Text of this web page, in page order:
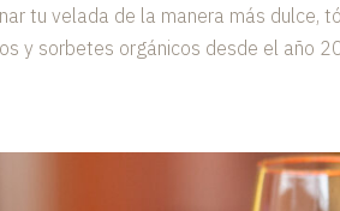
tu velada de la manera más dulce,
y sorbetes orgánicos desde el año